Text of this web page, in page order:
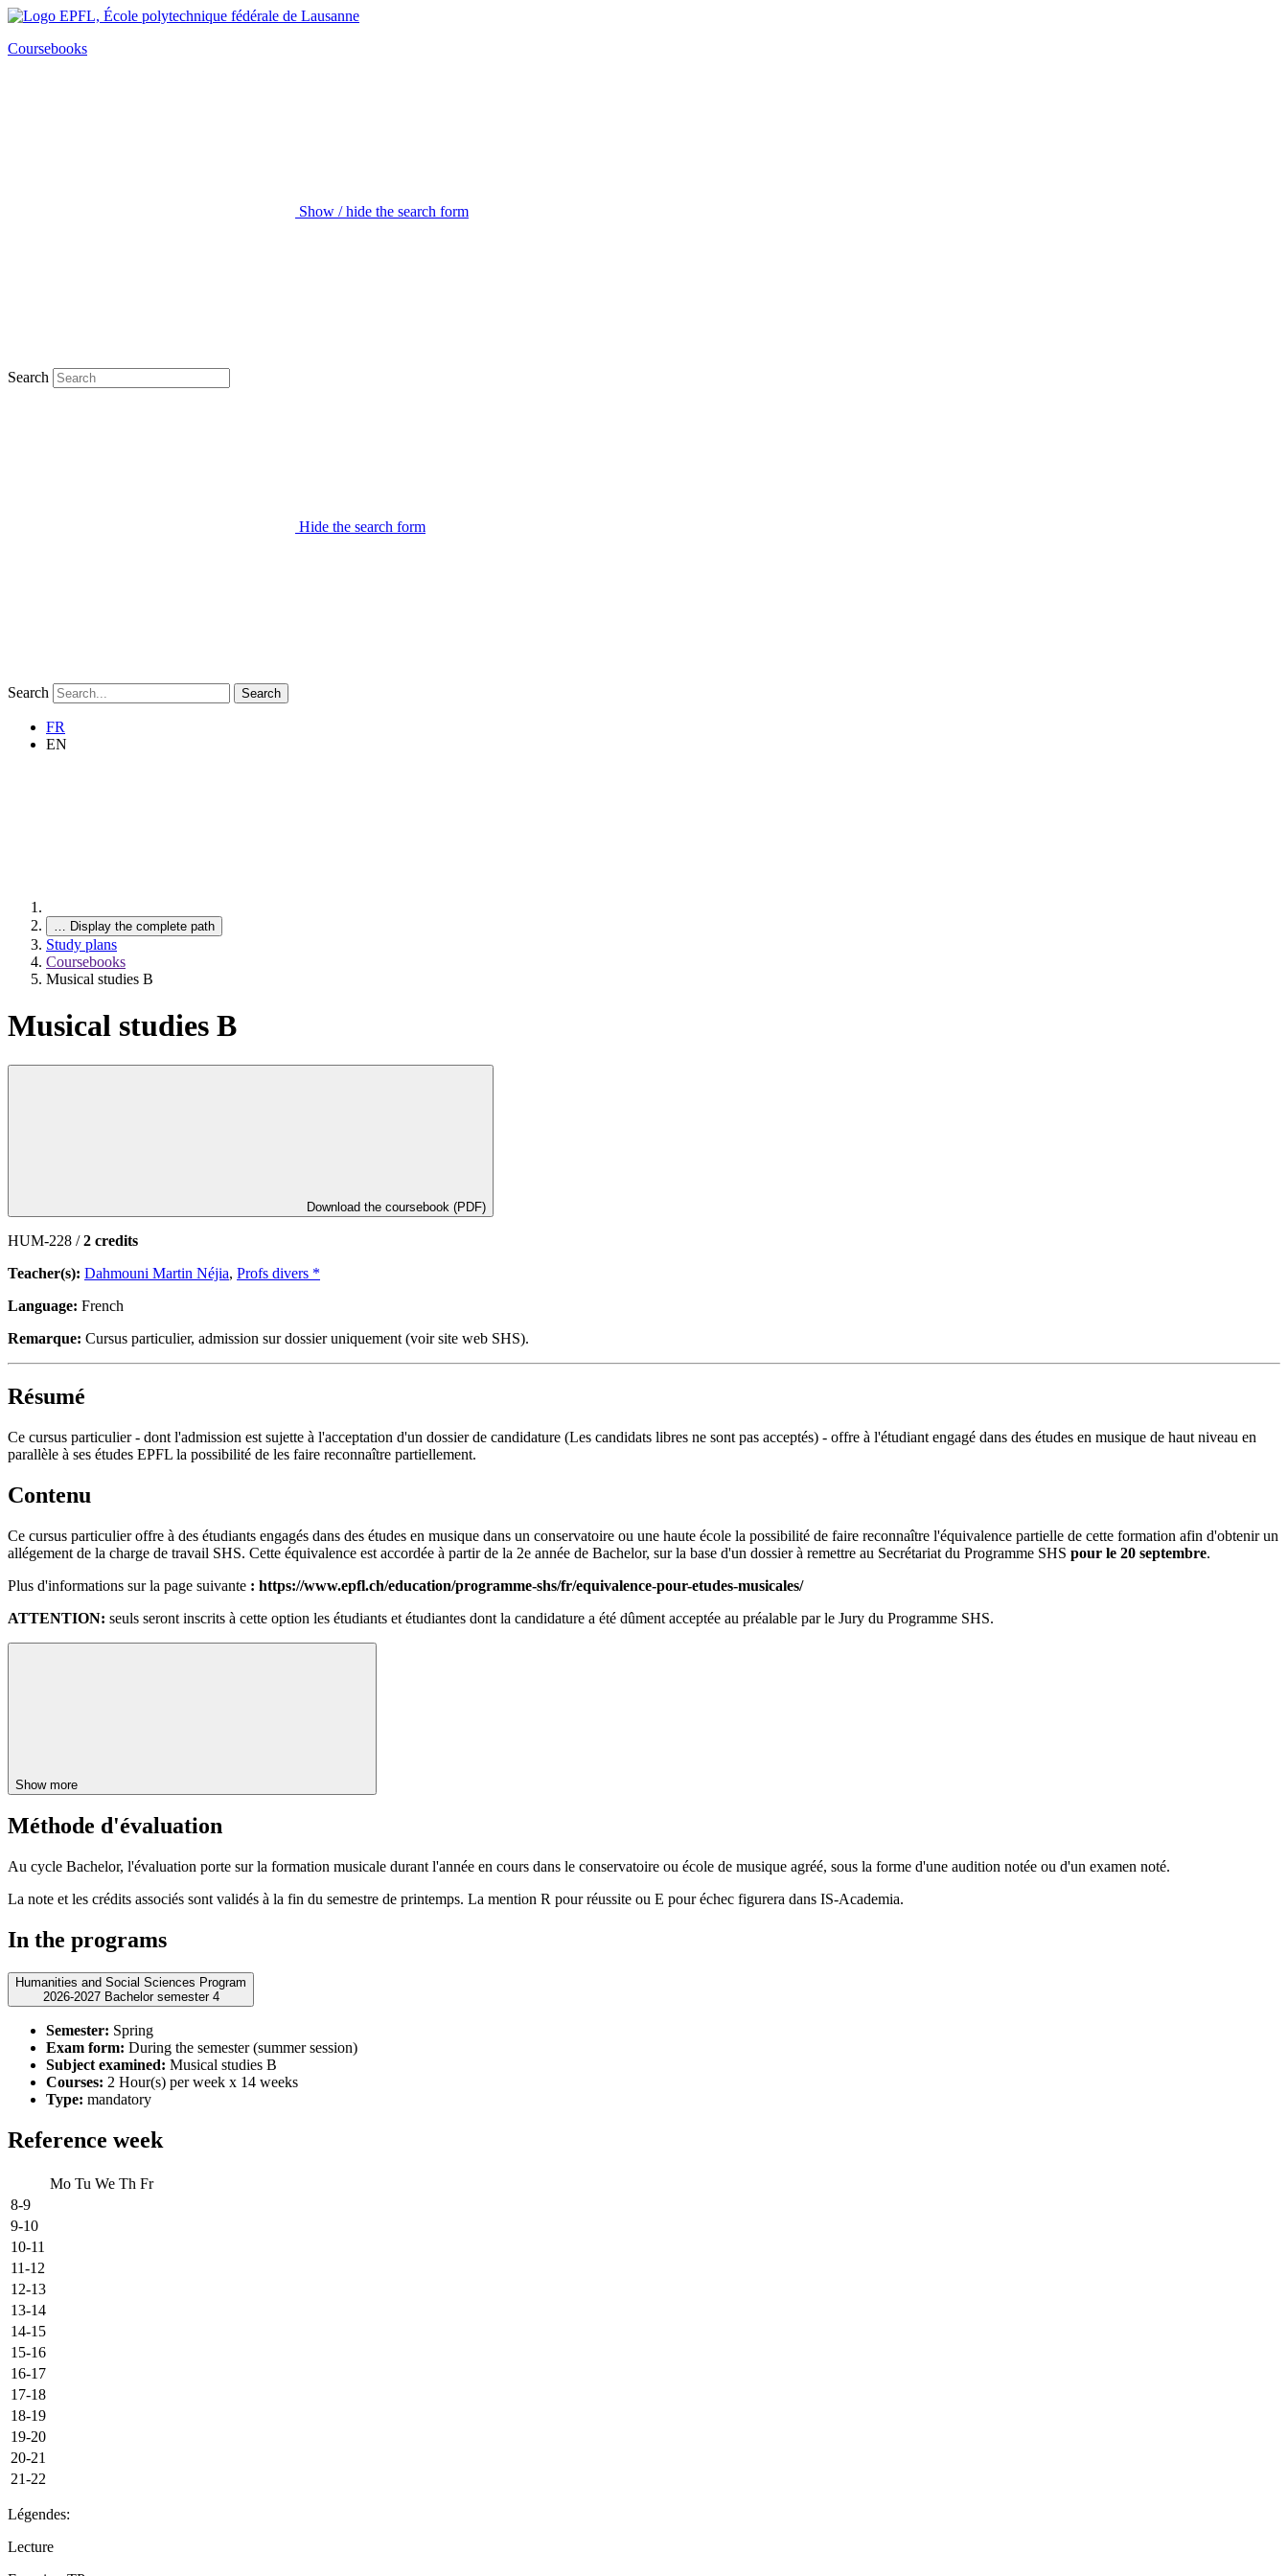
Coursebooks
Show / hide the search form
Search
Hide the search form
Search Search
FR
EN
… Display the complete path
Study plans
Coursebooks
Musical studies B
Musical studies B
Download the coursebook (PDF)
HUM-228 /2 credits
Teacher(s): Dahmouni Martin Néjia, Profs divers *
Language: French
Remarque: Cursus particulier, admission sur dossier uniquement (voir site web SHS).
Résumé
Ce cursus particulier - dont l'admission est sujette à l'acceptation d'un dossier de candidature (Les candidats libres ne sont pas acceptés) - offre à l'étudiant engagé dans des études en musique de haut niveau en
parallèle à ses études EPFL la possibilité de les faire reconnaître partiellement.
Contenu
Ce cursus particulier offre à des étudiants engagés dans des études en musique dans un conservatoire ou une haute école la possibilité de faire reconnaître l'équivalence partielle de cette formation afin d'obtenir un
allégement de la charge de travail SHS. Cette équivalence est accordée à partir de la 2e année de Bachelor, sur la base d'un dossier à remettre au Secrétariat du Programme SHS pour le 20 septembre.
Plus d'informations sur la page suivante : https://www.epfl.ch/education/programme-shs/fr/equivalence-pour-etudes-musicales/
ATTENTION: seuls seront inscrits à cette option les étudiants et étudiantes dont la candidature a été dûment acceptée au préalable par le Jury du Programme SHS.
Show more
Méthode d'évaluation
Au cycle Bachelor, l'évaluation porte sur la formation musicale durant l'année en cours dans le conservatoire ou école de musique agréé, sous la forme d'une audition notée ou d'un examen noté.
La note et les crédits associés sont validés à la fin du semestre de printemps. La mention R pour réussite ou E pour échec figurera dans IS-Academia.
In the programs
Humanities and Social Sciences Program
2026-2027 Bachelor semester 4
Semester: Spring
Exam form: During the semester (summer session)
Subject examined: Musical studies B
Courses: 2 Hour(s) per week x 14 weeks
Type: mandatory
Reference week
Mo Tu We Th Fr
8-9
9-10
10-11
11-12
12-13
13-14
14-15
15-16
16-17
17-18
18-19
19-20
20-21
21-22
Légendes:
Lecture